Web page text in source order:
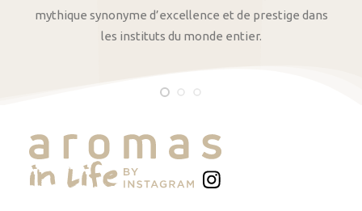
mythique synonyme d’excellence et de prestige dans
les instituts du monde entier.